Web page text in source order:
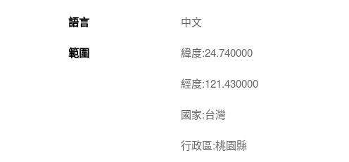
語言 中文
範圍 緯度:24.740000
經度:121.430000
國家:台灣
行政區:桃園縣